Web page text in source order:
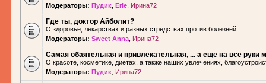
Модераторы: Пудик Erie Ирина72
Где ты, доктор Айболит?
О здоровье, лекарствах и разных стредствах против болезней.
Модераторы: Sweet Anna Ирина72
Самая обаятельная и привлекательная, ... а еще на все руки
О красоте, косметике, диетах, а также наших увлечениях,
Модераторы: Пудик Ирина72